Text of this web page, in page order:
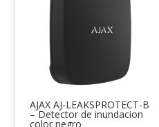
AJAX AJ-LEAKSPROTECT-B
– Detector de inundacion
color negro